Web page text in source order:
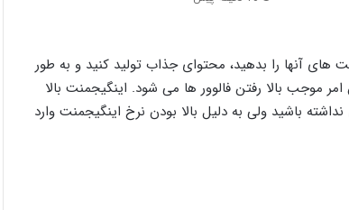
های آنها را بدهید، محتوای جذاب تولید کنید و به طور
موجب بالا رفتن فالوور ها می شود. اینگیجمنت بالا
باشید ولی به دلیل بالا بودن نرخ اینگیجمنت وارد